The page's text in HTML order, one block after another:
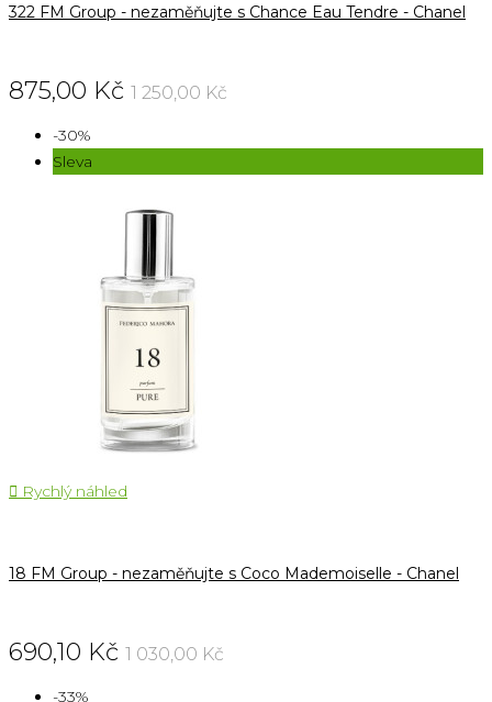
322 FM Group - nezaměňujte s Chance Eau Tendre - Chanel
875,00 Kč 1 250,00 Kč
-30%
Sleva
 Rychlý náhled
18 FM Group - nezaměňujte s Coco Mademoiselle - Chanel
690,10 Kč 1 030,00 Kč
-33%